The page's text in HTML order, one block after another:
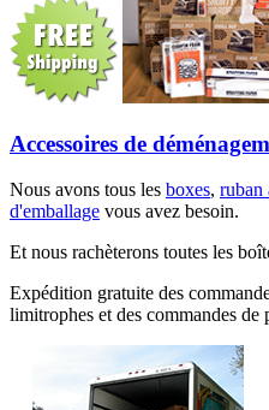
Accessoires de
Nous avons tous les boxes, ruban
d'emballage vous avez besoin.
Et nous rachèterons toutes les
Expédition gratuite des
limitrophes et des commandes de